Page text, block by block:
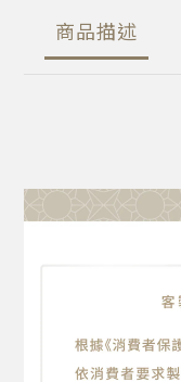
商品描述